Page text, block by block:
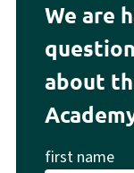
We are
about
first name